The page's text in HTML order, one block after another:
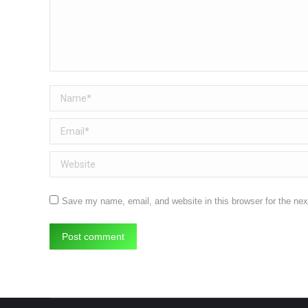
Name *
Email *
Website
Save my name, email, and website in this browser for the
Post comment